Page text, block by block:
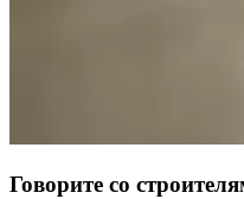
Говорите со